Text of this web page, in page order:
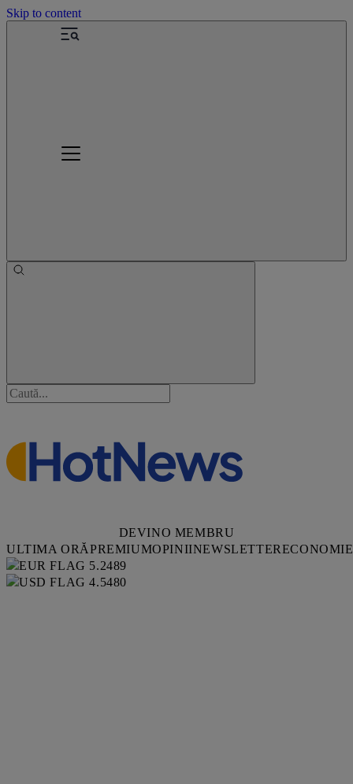
Skip to content
DEVINO MEMBRU
ULTIMA ORĂPREMIUMOPINIINEWSLETTERECONOMIE
5.2489
4.5480